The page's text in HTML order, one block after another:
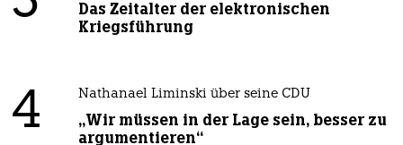
Das Zeitalter der elektronischen
Kriegsführung
4 Nathanael Liminski über seine CDU
„Wir müssen in der Lage sein, besser zu
argumentieren“